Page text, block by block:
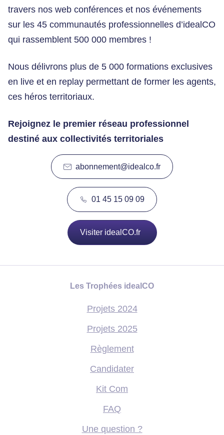
travers nos web conférences et nos événements
sur les 45 communautés professionnelles d’idealCO
qui rassemblent 500 000 membres !
Nous délivrons plus de 5 000 formations exclusives
en live et en replay permettant de former les agents,
ces héros territoriaux.
Rejoignez le premier réseau professionnel
destiné aux collectivités territoriales
abonnement@idealco.fr
01 45 15 09 09
Visiter idealCO.fr
Les Trophées idealCO
Projets 2024
Projets 2025
Règlement
Candidater
Kit Com
FAQ
Une question ?